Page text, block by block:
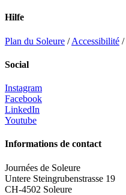
Hilfe
Plan du Soleure /Accessibilité /
Social
Instagram
Facebook
LinkedIn
Youtube
Informations de contact
Journées de Soleure
Untere Steingrubenstrasse 19
CH-4502 Soleure